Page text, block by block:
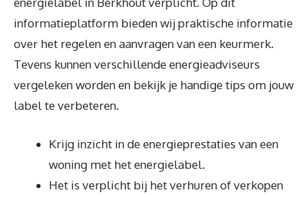
informatieplatform bieden wij praktische informatie
over het regelen en aanvragen van een keurmerk.
Tevens kunnen verschillende energieadviseurs
vergeleken worden en bekijk je handige tips om jouw
label te verbeteren.
Krijg inzicht in de energieprestaties van een
woning met het energielabel.
Het is verplicht bij het verhuren of verkopen